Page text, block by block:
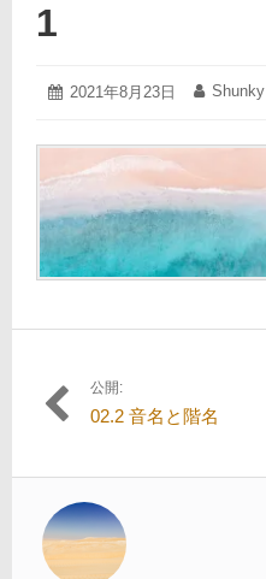
1
投
2021年8月23日
2021
月
23
日
投
Shunky
投
ナ
ビ
ゲ
公開:
02.2 音名と階名